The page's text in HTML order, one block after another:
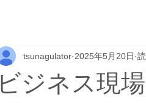
ビジネス現
tsunagulator 2025年5月20日